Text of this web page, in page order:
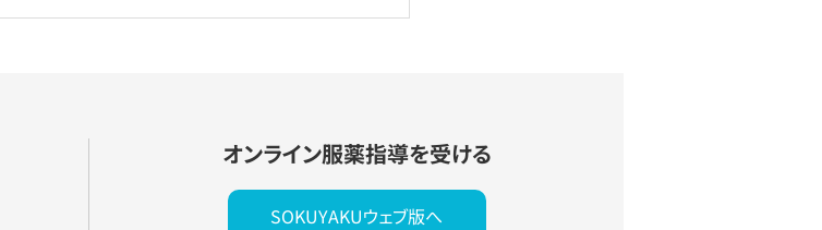
オンライン服薬指導を受ける
SOKUYAKUウェブ版へ